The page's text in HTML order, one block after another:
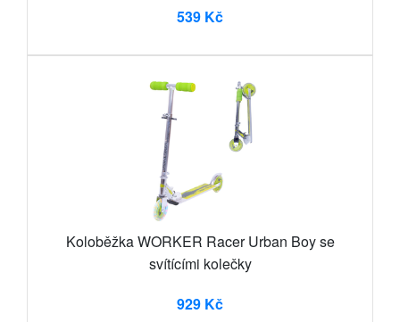
539 Kč
Koloběžka WORKER Racer Urban Boy se
svítícími kolečky
929 Kč